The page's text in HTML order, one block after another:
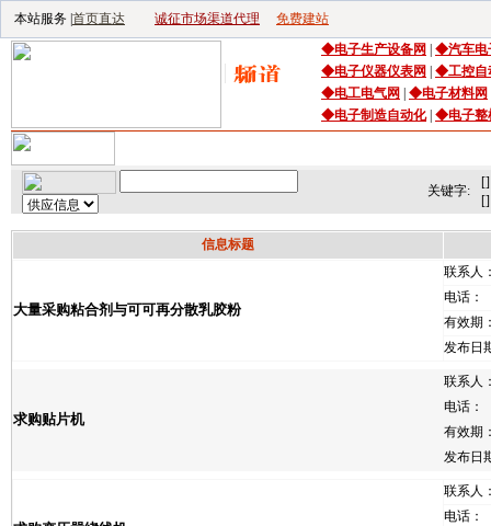
本站服务 | 首页直达 诚征市场渠道代理
免费建站
◆电子生产设备网 ◆汽车电
◆电子仪器仪表网 ◆工控自
◆电工电气网
◆电子材料网
◆电子制造自动化| ◆电子整
关键字:
信息标题
大量采购粘合剂与可可再分散乳胶粉
联系人
电话：
有效期
发布日
求购贴片机
联系人
电话：
有效期
发布日
联系人
电话：